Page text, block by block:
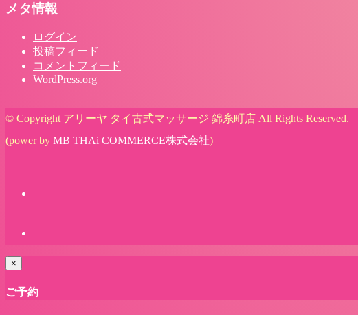
メタ情報
ログイン
投稿フィード
コメントフィード
WordPress.org
© Copyright アリーヤ タイ古式マッサージ 錦糸町店 All Rights Reserved.
(power by MB THAi COMMERCE株式会社)
×
ご予約